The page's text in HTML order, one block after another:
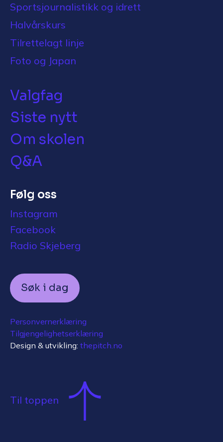
Sportsjournalistikk og idrett
Halvårskurs
Tilrettelagt linje
Foto og Japan
Valgfag
Siste nytt
Om skolen
Q&A
Følg oss
Instagram
Facebook
Radio Skjeberg
Søk i dag
Personvernerklæring
Tilgjengelighetserklæring
Design & utvikling: thepitch.no
Til toppen